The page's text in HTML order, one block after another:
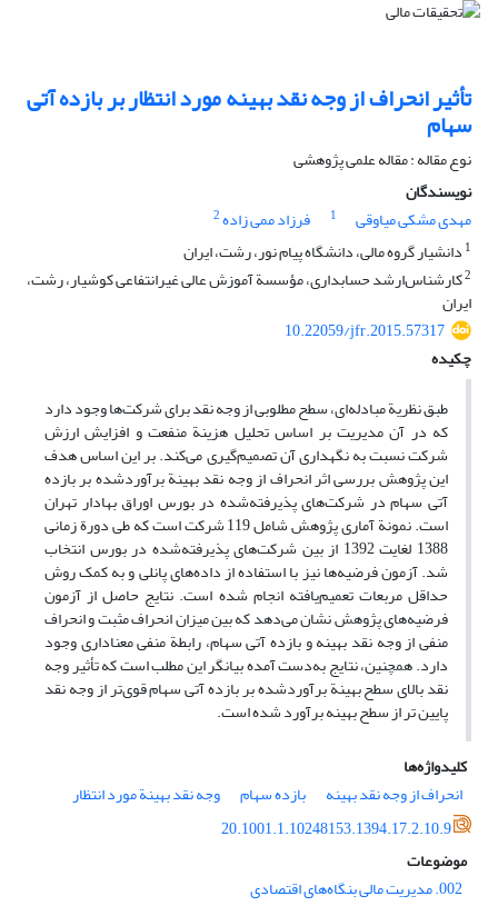
تأثیر انحراف از وجه نقد بهینه مورد انتظار بر بازده آتی
سهام
نوع مقاله : مقاله علمی پژوهشی
نویسندگان
مهدی مشکی میاوقی
1 فرزاد ممی زاده2
1 دانشیار گروه مالی، دانشگاه پیام نور، رشت، ایران
2کارشناس‌ارشد حسابداری، مؤسسة آموزش عالی غیرانتفاعی کوشیار، رشت،
ایران
10.22059/jfr.2015.57317
چکیده
طبق نظریة مبادله‌ای، سطح مطلوبی از وجه نقد برای شرکت‌ها وجود دارد
که در آن مدیریت بر اساس تحلیل هزینة منفعت و افزایش ارزش
شرکت نسبت به نگهداری آن تصمیم‌گیری می‌کند. بر این اساس هدف
این پژوهش بررسی اثر انحراف از وجه نقد بهینة برآوردشده بر بازده
آتی سهام در شرکت‌های پذیرفته‌شده در بورس اوراق بهادار تهران
است. نمونة آماری پژوهش شامل 119 شرکت است که طی دورة زمانی
1388 لغایت 1392 از بین شرکت‌های پذیرفته‌شده در بورس انتخاب
شد. آزمون فرضیه‌ها نیز با استفاده از داده‌های پانلی و به کمک روش
حداقل مربعات تعمیم‌یافته انجام شده است. نتایج حاصل از آزمون
فرضیه‌های پژوهش نشان می‌دهد که بین میزان انحراف مثبت و انحراف
منفی از وجه نقد بهینه و بازده آتی سهام، رابطة منفی معناداری وجود
دارد. همچنین، نتایج به‌دست آمده بیانگر این مطلب است که تأثیر وجه
نقد بالای سطح بهینة برآوردشده بر بازده آتی سهام قوی‌تر از وجه نقد
پایین تر از سطح بهینه برآورد شده است.
کلیدواژه‌ها
انحراف از وجه نقد بهینه
بازده سهام
وجه نقد بهینة مورد انتظار
20.1001.1.10248153.1394.17.2.10.9
موضوعات
002. مدیریت مالی بنگاه‌های اقتصادی